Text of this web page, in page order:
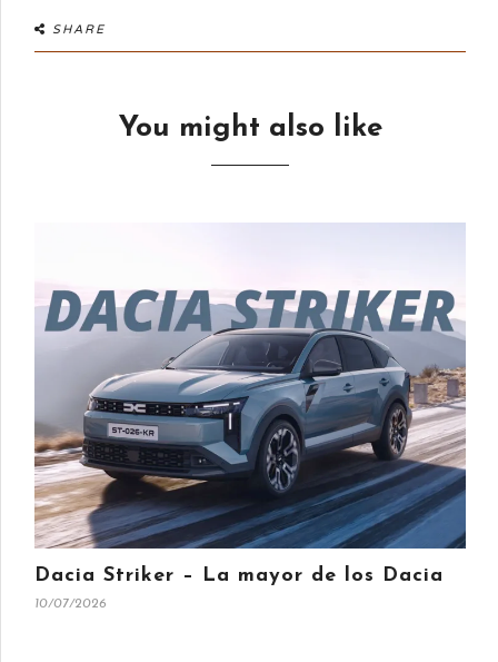
SHARE
You might also like
Dacia Striker – La mayor de los Dacia
10/07/2026